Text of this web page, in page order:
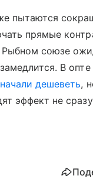
пытаются
прямые
союзе
В опте
дешеветь,
эффект не